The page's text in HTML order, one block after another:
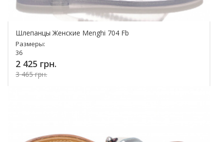
Шлепанцы Женские Menghi 704 Fb
Размеры:
36
2 425 грн.
3 465 грн.